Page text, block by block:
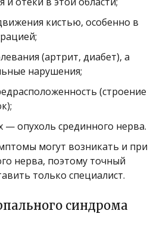
кистью, особенно в
(артрит, диабет), а
нарушения;
(строение
— опухоль срединного нерва.
могут возникать и при
нерва, поэтому точный
только специалист.
синдрома